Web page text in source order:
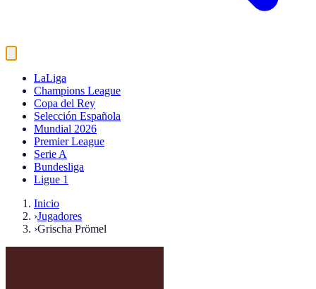
LaLiga
Champions League
Copa del Rey
Selección Española
Mundial 2026
Premier League
Serie A
Bundesliga
Ligue 1
Inicio
›Jugadores
›Grischa Prömel